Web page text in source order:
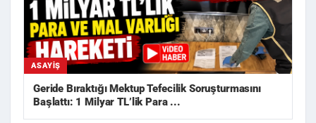
ASAYIŞ
Geride Bıraktığı Mektup Tefecilik Soruşturmasını
Başlattı: 1 Milyar TL’lik Para ...